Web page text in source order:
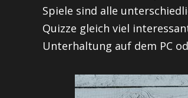
Spiele sind alle
Quizze gleich viel
Unterhaltung auf dem PC